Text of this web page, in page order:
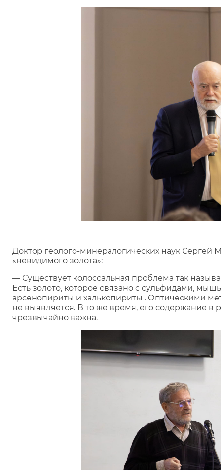
Доктор геолого-минералогических наук
«невидимого золота»:
— Существует колоссальная проблема так
Есть золото, которое связано с сульфидами,
арсенопириты и халькопириты . Оптическими
не выявляется. В то же время, его содержание в
чрезвычайно важна.